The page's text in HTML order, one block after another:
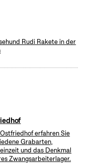
Rudi Rakete in der
erfahren Sie
Grabarten,
und das Denkmal
Zwangsarbeiterlager.